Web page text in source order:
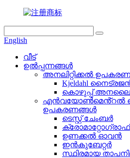
English
വീട്
ഉൽപ്പന്നങ്ങൾ
അനലിറ്റിക്കൽ
Kjeldahl
കൊഴുപ്പ്
എൻവയോൺമെൻ്റൽ
ഉപകരണങ്ങൾ
ടെസ്റ്റ് ചേംബർ
ക്രോമാറ്റോഗ്രാഫ്
ഉണക്കൽ ഓവൻ
ഇൻകുബേറ്റർ
സ്ഥിരമായ